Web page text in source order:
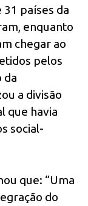
31 países da
enquanto
chegar ao
pelos
da
a divisão
que havia
social-
que: “Uma
do